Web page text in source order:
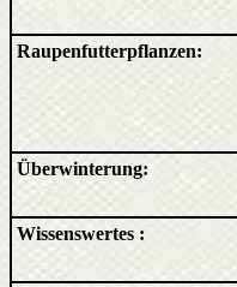
Raupenfutterpflanzen:
Überwinterung:
Wissenswertes :